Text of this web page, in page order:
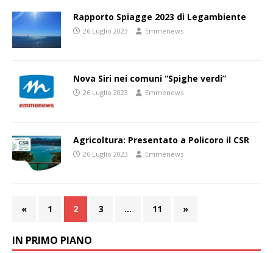
Rapporto Spiagge 2023 di Legambiente
26 Luglio 2023 Emmenews
Nova Siri nei comuni “Spighe verdi”
26 Luglio 2023 Emmenews
Agricoltura: Presentato a Policoro il CSR
26 Luglio 2023 Emmenews
« 1 2 3 … 11 »
IN PRIMO PIANO